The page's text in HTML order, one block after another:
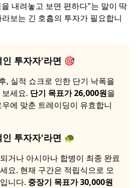
내려놓고 보면 편하다"는 말이 딱
보는 긴 호흡의 투자가 필요합니
인 투자자'라면 🎯
, 실적 쇼크로 인한 단기 낙폭을
세요. 단기 목표가 26,000원을
에 맞춘 트레이딩이 유효합니
인 투자자'라면 🐢
거나 아시아나 합병이 최종 완료
요. 현재 구간은 적립식으로 모
니다. 중장기 목표가 30,000원